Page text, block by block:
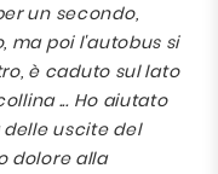
un secondo,
ma poi l'autobus si
è caduto sul lato
... Ho aiutato
uscite del
dolore alla